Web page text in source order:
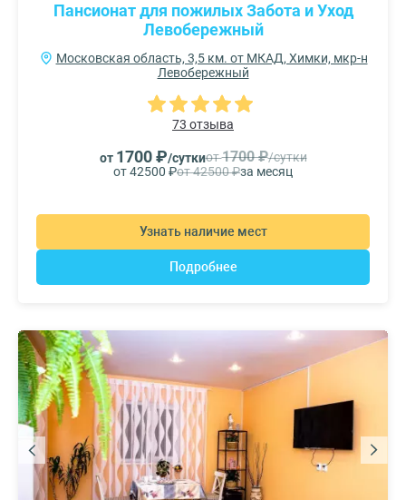
Пансионат для пожилых Забота и Уход
Левобережный
Московская область, 3,5 км. от МКАД, Химки, мкр-н
Левобережный
73 отзыва
от 1700 ₽/суткиот1700 ₽/сутки
от 42500 ₽от 42500 ₽за месяц
Узнать наличие мест
Подробнее